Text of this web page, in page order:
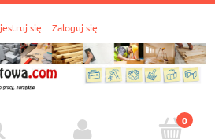
się Zaloguj się